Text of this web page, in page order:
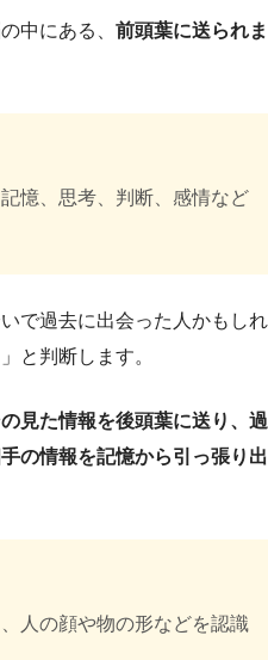
中にある、 前頭葉に送られま
憶、思考、判断、感情など
で過去に出会った人かもしれ
と判断します。
見た情報を後頭葉に送り、過
の情報を記憶から引っ張り出
人の顔や物の形などを認識